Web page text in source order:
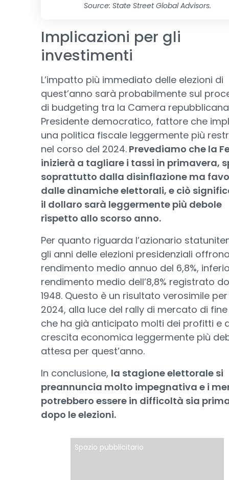
Source: State Street Global Advisors.
Implicazioni per gli
investimenti
L’impatto più immediato delle elezioni di
quest’anno sarà probabilmente sul
di budgeting tra la Camera
Presidente democratico, fattore che
una politica fiscale leggermente più
nel corso del 2024. Prevediamo che la
inizierà a tagliare i tassi in primavera,
soprattutto dalla disinflazione ma
dalle dinamiche elettorali, e ciò
il dollaro sarà leggermente più debole
rispetto allo scorso anno.
Per quanto riguarda l’azionario
gli anni delle elezioni presidenziali
rendimento medio annuo del 6,8%,
rendimento medio dell’8,8% registrato
1948. Questo è un risultato verosimile
2024, alla luce del rally di mercato di
che ha già anticipato molti dei profitti e
crescita economica leggermente più
attesa per quest’anno.
In conclusione, la stagione elettorale si
preannuncia molto impegnativa e i
potrebbero essere in difficoltà sia
dopo le elezioni.
Spazio pubblicitario